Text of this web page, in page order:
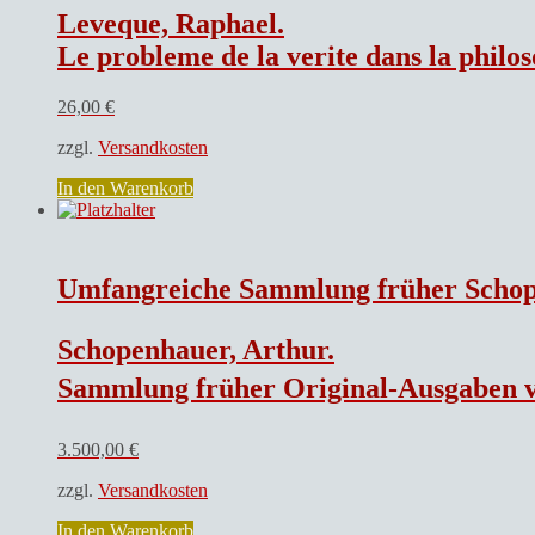
Helvétius,
Voltaire,
Condorcet
Bertolini.
Leveque, Raphael.
Le probleme de la verite dans la
26,00 €
zzgl. Versandkosten
In den Warenkorb
Umfangreiche Sammlung früher
Schopenhauer, Arthur.
Sammlung früher Original-Ausgaben von Arthur Schopenhauer: Arthur Schopenhauer: Uber die vierfache Wurzel des Satzes vom zureichenden Grunde, 2. Aufl., Johann Christian Hermann`sche Buchhandlung: Frankfurt a/M 1847, AIH in nur 750 Exemplaren gedruckt, Einbd. d. Z., altersgemäß gut; Arthur Schopenhauer: Über den Willen in der Natur, 2. Aufl., Johann Christian Hermann`sche Buchhandlung: Frankfurt a/M 1854, AIH in nur 1000 Exemplaren gedruckt, Einbd. d. Z., altersgemäß gut; Arthur Schopenhauer: Uber das Sehn und die Farben, 2. Aufl., Verlag Johann Friedrich Hartknoch: Leipzig 1854, AIH in nur 1050 Exemplaren gedruckt, Einbd. d. Z., altersgemals gut-befriedigend; Arthur Schopenhauer: Die Welt als Wille und Vorstellung, Bd. I & II, 3. Aufl., Verlag F.A. Brockhaus: Leipzig 1859, AlH in 2250 Exemplaren gedruckt, Einbd. d. Z., altersgemäß befriedigend, stellenweise stockfleckig – sehr seltene Version m. falscher Angabe d. Seitenerweiterung (S. XXXI, Vorwort zur 3. Aufl.), kam eigentl. nur korrigiert in d.
3.500,00 €
zzgl. Versandkosten
In den Warenkorb